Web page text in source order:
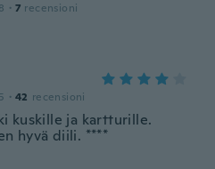
· 7 recensioni
· 42 recensioni
kuskille ja kartturille.
hyvä diili. ****